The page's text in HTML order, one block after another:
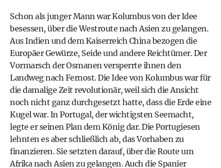
Schon als junger Mann war Kolumbus von der Idee
besessen, über die Westroute nach Asien zu gelangen.
Aus Indien und dem Kaiserreich China bezogen die
Europäer Gewürze, Seide und andere Reichtümer. Der
Vormarsch der Osmanen versperrte ihnen den
Landweg nach Fernost. Die Idee von Kolumbus war für
die damalige Zeit revolutionär, weil sich die Ansicht
noch nicht ganz durchgesetzt hatte, dass die Erde eine
Kugel war. In Portugal, der wichtigsten Seemacht,
legte er seinen Plan dem König dar. Die Portugiesen
lehnten es aber schließlich ab, das Vorhaben zu
finanzieren. Sie setzten darauf, über die Route um
Afrika nach Asien zu gelangen. Auch die Spanier